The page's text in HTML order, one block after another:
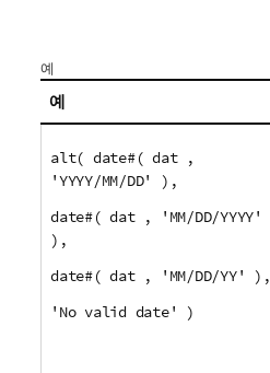
예
예
alt( date#( dat ,
'YYYY/MM/DD' ),
date#( dat , 'MM/DD/YYYY'
),
date#( dat , 'MM/DD/YY' ),
'No valid date' )